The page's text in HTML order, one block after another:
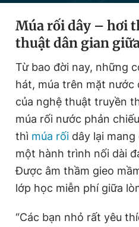
Hotline
0906 645 777
Đặt báo Quảng cáo RSS
Tổng biên tập: Nguyễn Ngọc Toàn
Phó tổng biên tập thường trực:
Phó tổng biên tập: Lâm Hiếu
Phó tổng biên tập: Trần Việt
Tổng thư ký tòa soạn: Đức Trung
Giấy phép xuất bản số 110/GP -
© 2003-2026 Bản quyền thuộc
bản. Phát triển bởi ePi
Múa rối dây – hơi
thuật dân gian
Từ bao đời nay, những
hát, múa trên mặt
của nghệ thuật truyền
múa rối nước phản
thì múa rối dây lại
một hành trình nối dài
Được âm thầm gieo
lớp học miễn phí giữa
“Các bạn nhỏ rất yêu